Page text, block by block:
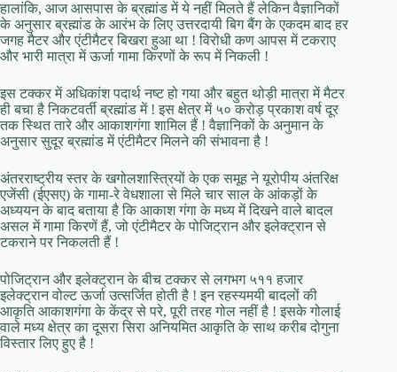
हालांकि, आज आसपास के ब्रह्मांड में ये नहीं मिलते हैं लेकिन वैज्ञानिकों
के अनुसार ब्रह्मांड के आरंभ के लिए उत्तरदायी बिग बैंग के एकदम बाद हर
जगह मैटर और एंटीमैटर बिखरा हुआ था ! विरोधी कण आपस में टकराए
और भारी मात्रा में ऊर्जा गामा किरणों के रूप में निकली !
इस टक्कर में अधिकांश पदार्थ नष्ट हो गया और बहुत थोड़ी मात्रा में मैटर
ही बचा है निकटवर्ती ब्रह्मांड में ! इस क्षेत्र में ५० करोड़ प्रकाश वर्ष दूर
तक स्थित तारे और आकाशगंगा शामिल हैं ! वैज्ञानिकों के अनुमान के
अनुसार सुदूर ब्रह्मांड में एंटीमैटर मिलने की संभावना है !
अंतरराष्ट्रीय स्तर के खगोलशास्त्रियों के एक समूह ने यूरोपीय अंतरिक्ष
एजेंसी (ईएसए) के गामा-रे वेधशाला से मिले चार साल के आंकड़ों के
अध्ययन के बाद बताया है कि आकाश गंगा के मध्य में दिखने वाले बादल
असल में गामा किरणें हैं, जो एंटीमैटर के पोजिट्रान और इलेक्ट्रान से
टकराने पर निकलती हैं !
पोजिट्रान और इलेक्ट्रान के बीच टक्कर से लगभग ५११ हजार
इलेक्ट्रान वोल्ट ऊर्जा उत्सर्जित होती है ! इन रहस्यमयी बादलों की
आकृति आकाशगंगा के केंद्र से परे, पूरी तरह गोल नहीं है ! इसके गोलाई
वाले मध्य क्षेत्र का दूसरा सिरा अनियमित आकृति के साथ करीब दोगुना
विस्तार लिए हुए है !